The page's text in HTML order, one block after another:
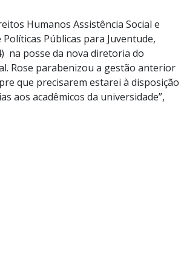
Humanos Assistência Social e
Públicas para Juventude,
na posse da nova diretoria do
Rose parabenizou a gestão anterior
que precisarem estarei à disposição
aos acadêmicos da universidade”,